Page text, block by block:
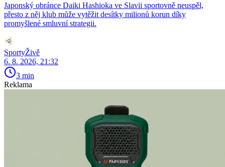
Japonský obránce Daiki Hashioka ve Slavii sportovně neuspěl,
přesto z něj klub může vytěžit desítky milionů korun díky
promyšlené smluvní strategii.
SportyŽivě
6. 8. 2026, 21:32
3 min
Reklama